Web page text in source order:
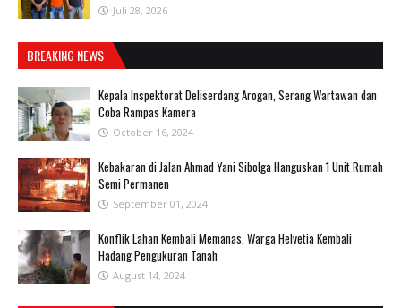
Juli 28, 2026
BREAKING NEWS
Kepala Inspektorat Deliserdang Arogan, Serang Wartawan dan
Coba Rampas Kamera
October 16, 2024
Kebakaran di Jalan Ahmad Yani Sibolga Hanguskan 1 Unit Rumah
Semi Permanen
September 01, 2024
Konflik Lahan Kembali Memanas, Warga Helvetia Kembali
Hadang Pengukuran Tanah
August 14, 2024